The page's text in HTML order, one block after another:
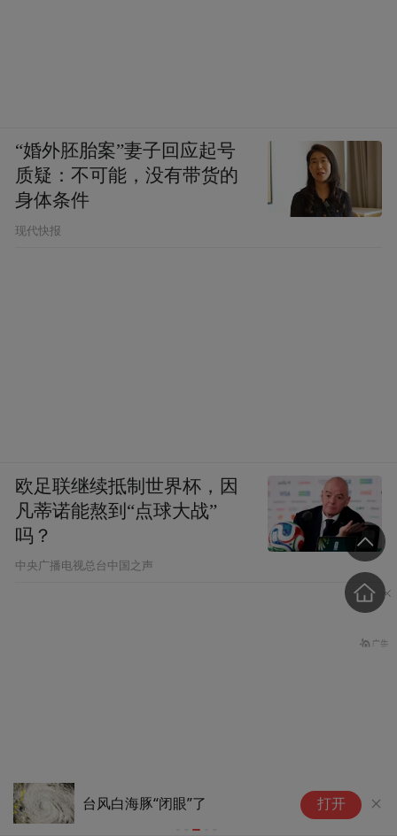
台风白海豚“闭眼”了 打开
“婚外胚胎案”妻子回应起号
质疑：不可能，没有带货的
身体条件
现代快报
欧足联继续抵制世界杯，因
凡蒂诺能熬到“点球大战”
吗？
中央广播电视总台中国之声
胡锡进：中国人到了改变观